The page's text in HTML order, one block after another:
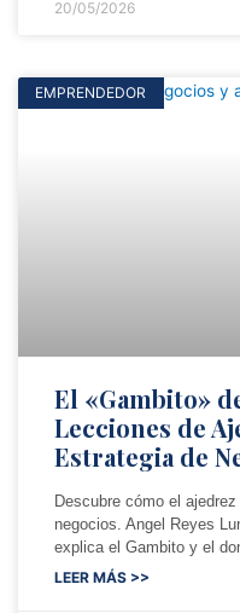
20/05/2026
EMPRENDEDOR
El «Gambito»
Lecciones de
Estrategia de
Descubre cómo el
negocios. Angel Reyes
explica el Gambito y el
LEER MÁS >>